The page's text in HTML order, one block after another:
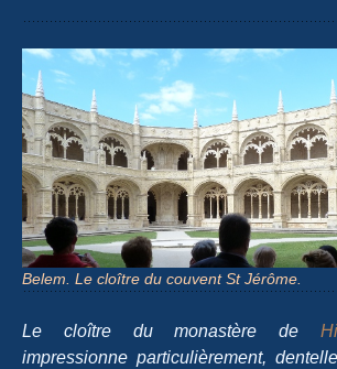
Belem. Le cloître du couvent St Jérôme.
Le cloître du monastère de
impressionne particulièrement,